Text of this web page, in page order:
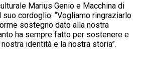
Marius Genio e Macchina di
cordoglio: “Vogliamo ringraziarlo
sostegno dato alla nostra
ha sempre fatto per sostenere e
identità e la nostra storia”.